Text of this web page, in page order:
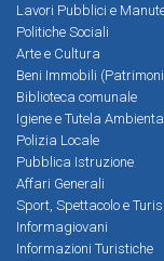
Lavori Pubblici e
Politiche Sociali
Arte e Cultura
Beni Immobili
Biblioteca comunale
Igiene e Tutela
Polizia Locale
Pubblica Istruzione
Affari Generali
Sport, Spettacolo e
Informagiovani
Informazioni Turistiche